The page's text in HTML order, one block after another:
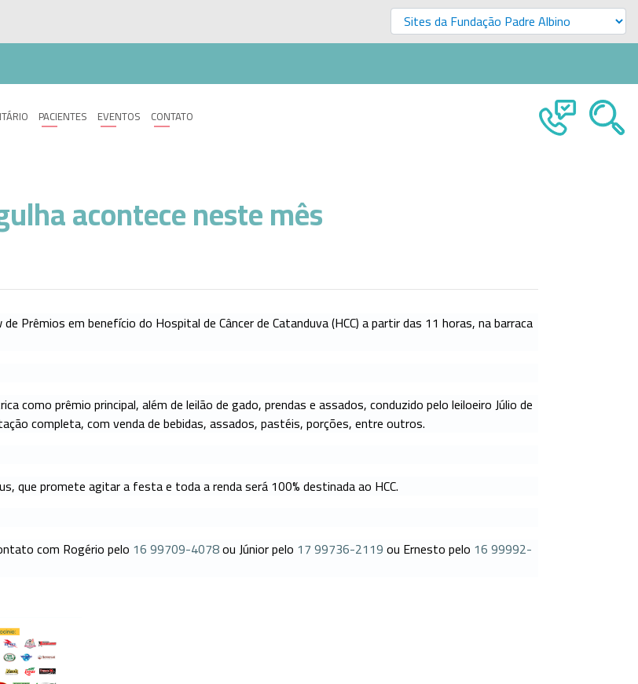
PACIENTES EVENTOS CONTATO
acontece neste mês
Prêmios em benefício do Hospital de Câncer de Catanduva (HCC) a partir das 11 horas, na barraca
prêmio principal, além de leilão de gado, prendas e assados, conduzido pelo leiloeiro Júlio de
completa, com venda de bebidas, assados, pastéis, porções, entre outros.
que promete agitar a festa e toda a renda será 100% destinada ao HCC.
com Rogério pelo16 99709-4078ou Júnior pelo 17 99736-2119ou Ernesto pelo 16 99992-